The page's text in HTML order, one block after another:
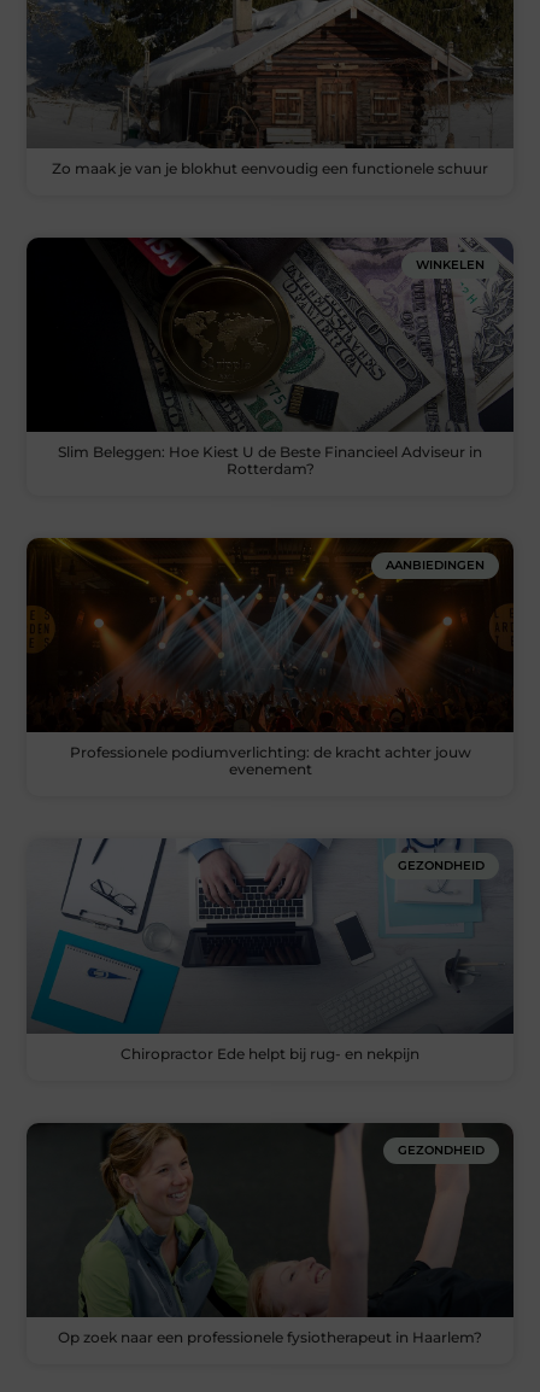
Zo maak je van je blokhut eenvoudig een functionele schuur
WINKELEN
Slim Beleggen: Hoe Kiest U de Beste Financieel Adviseur in
Rotterdam?
AANBIEDINGEN
Professionele podiumverlichting: de kracht achter jouw
evenement
GEZONDHEID
Chiropractor Ede helpt bij rug- en nekpijn
GEZONDHEID
Op zoek naar een professionele fysiotherapeut in Haarlem?